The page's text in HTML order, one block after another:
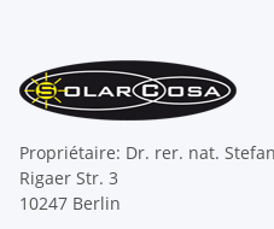
Propriétaire: Dr. rer. nat.
Rigaer Str. 3
10247 Berlin